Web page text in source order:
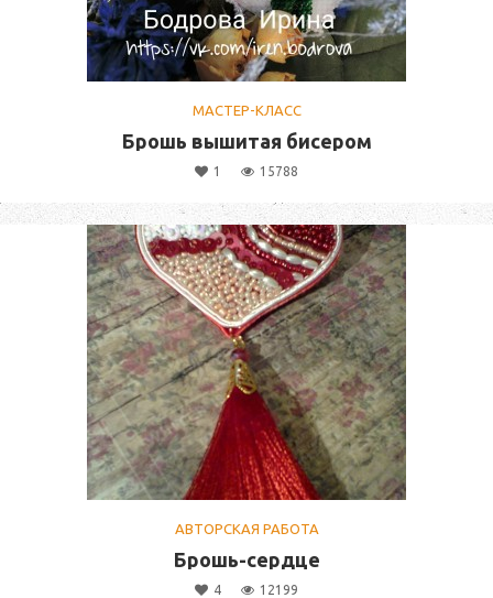
МАСТЕР-КЛАСС
Брошь вышитая бисером
1 15788
АВТОРСКАЯ РАБОТА
Брошь-сердце
4 12199